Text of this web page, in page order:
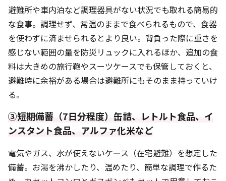
避難所や車内泊など調理器具がない状況でも取れる簡易的
な食事。調理せず、常温のままで食べられるもので、食器
を使わずに済ませられるとより良い。背負った際に重さを
感じない範囲の量を防災リュックに入れるほか、追加の食
料は大きめの旅行鞄やスーツケースでも保管しておくと、
避難時に余裕がある場合は避難所にもそのまま持っていけ
る。
③短期備蓄（7日分程度）缶詰、レトルト食品、イ
ンスタント食品、アルファ化米など
電気やガス、水が使えないケース（在宅避難）を想定した
備蓄。お湯を沸かしたり、温めたり、簡単な調理で作るた